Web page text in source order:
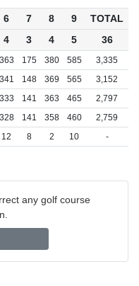
6 7 8 9
TOTAL
4 3 4 5 36
363 175 380 585
3,335
341 148 369 565
3,152
333 141 363 465
2,797
328 141 358 460
2,759
12 8 2 10 -
any golf course